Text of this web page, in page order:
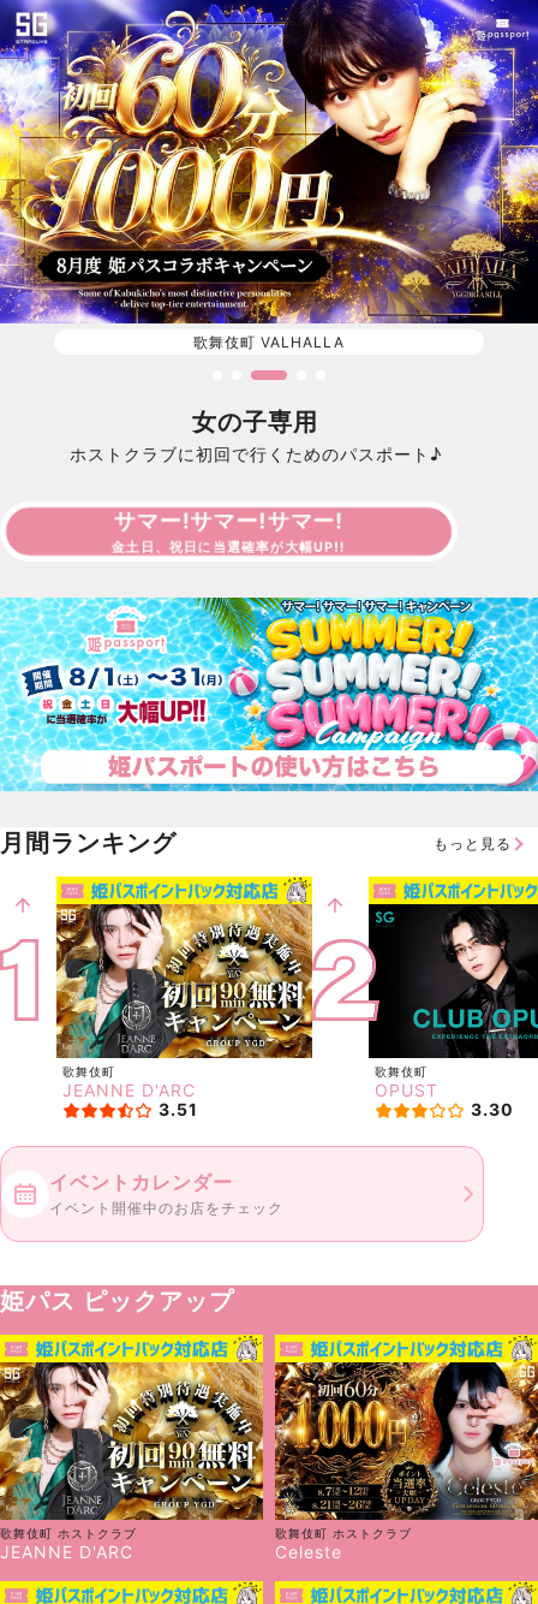
歌舞伎町 VALHALLA
女の子専用
ホストクラブに初回で行くためのパスポート♪
サマー!サマー!サマー!
金土日、祝日に当選確率が大幅UP!!
月間ランキング もっと見る
歌舞伎町
JEANNE D'ARC
3.51
歌舞伎町
OPUST
3.30
イベントカレンダー
イベント開催中のお店をチェック
姫パス ピックアップ
歌舞伎町 ホストクラブ
JEANNE D'ARC
歌舞伎町 ホストクラブ
Celeste